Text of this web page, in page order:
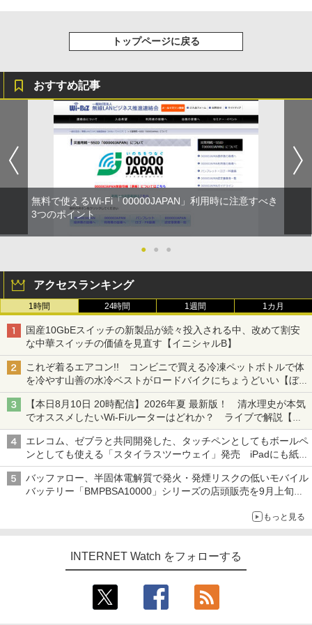
トップページに戻る
おすすめ記事
無料で使えるWi-Fi「00000JAPAN」利用時に注意すべき
3つのポイント
● ● ●
アクセスランキング
1時間 24時間 1週間 1カ月
国産10GbEスイッチの新製品が続々投入される中、改めて割安
な中華スイッチの価値を見直す【イニシャルB】
これぞ着るエアコン!! コンビニで買える冷凍ペットボトルで体
を冷やす山善の水冷ベストがロードバイクにちょうどいい【ぼっ
ち・ざ・ろーど！その14】【空いた時間でなにしてる？】
【本日8月10日 20時配信】2026年夏 最新版！ 清水理史が本気
でオススメしたいWi-Fiルーターはどれか？ ライブで解説【清
水理史の「イニシャルB」チャンネル】
エレコム、ゼブラと共同開発した、タッチペンとしてもボールペ
ンとしても使える「スタイラスツーウェイ」発売 iPadにも紙に
も、持ち替えずに書き込める
バッファロー、半固体電解質で発火・発煙リスクの低いモバイル
バッテリー「BMPBSA10000」シリーズの店頭販売を9月上旬に
もっと見る
INTERNET Watch をフォローする